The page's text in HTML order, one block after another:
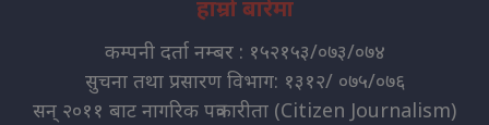
हाम्रो बारेमा
कम्पनी दर्ता नम्बर : १५२१५३/०७३/०७४
सुचना तथा प्रसारण विभाग: १३१२/ ०७५/०७६
सन् २०११ बाट नागरिक पत्रकारीता (Citizen Journalism)